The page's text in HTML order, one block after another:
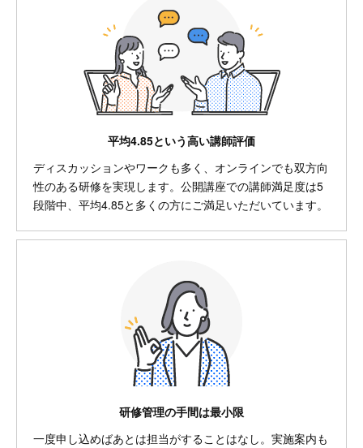
平均4.85という高い講師評価
ディスカッションやワークも多く、オンラインでも双方向
性のある研修を実現します。公開講座での講師満足度は5
段階中、平均4.85と多くの方にご満足いただいています。
研修管理の手間は最小限
一度申し込めばあとは担当がすることはなし。実施案内も